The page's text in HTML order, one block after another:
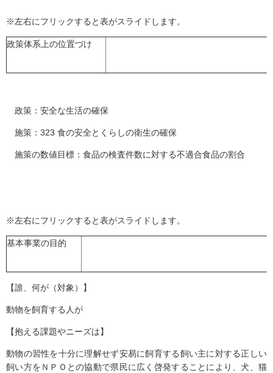
※左右にフリックすると表がスライドします。
政策体系上の位置づけ
政策：安全な生活の確保
施策：323 食の安全とくらしの衛生の確保
施策の数値目標：食品の検査件数に対する不適合食品の割合
※左右にフリックすると表がスライドします。
基本事業の目的
【誰、何が（対象）】
動物を飼育する人が
【抱える課題やニーズは】
動物の習性を十分に理解せず安易に飼育する飼い主に対する正しい
飼い方をＮＰＯとの協動で県民に広く啓発することにより、犬、猫